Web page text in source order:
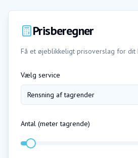
Prisberegner
Få et øjeblikkeligt prisoverslag for dit
Vælg service
Rensning af tagrender
Antal (meter tagrende)